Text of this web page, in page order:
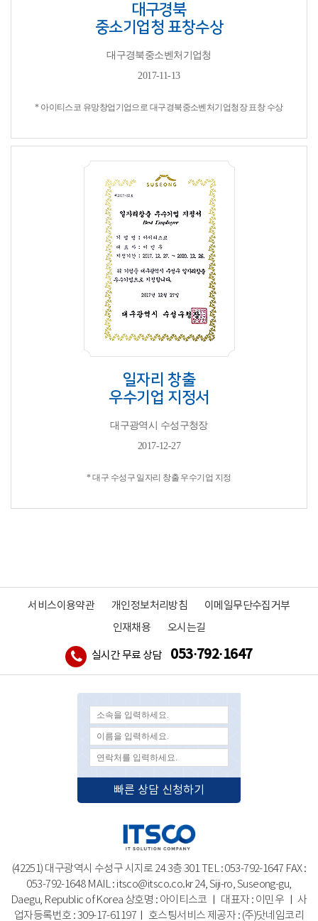
대구경북
중소기업청 표창수상
대구경북중소벤처기업청
2017-11-13
* 아이티스코 유망창업기업으로 대구경북중소벤처기업청장 표창 수상
일자리 창출
우수기업 지정서
대구광역시 수성구청장
2017-12-27
* 대구 수성구 일자리 창출 우수기업 지정
서비스이용약관 개인정보처리방침
이메일무단수집거부
인재채용
오시는길
실시간 무료 상담 053·792·1647
(42251) 대구광역시 수성구 시지로 24 3층 301 TEL : 053-792-1647 FAX :
053-792-1648 MAIL : itsco@itsco.co.kr24, Siji-ro, Suseong-gu,
Daegu, Republic of Korea 상호명 : 아이티스코 ㅣ 대표자 : 이민우 ㅣ 사
업자등록번호 : 309-17-61197ㅣ 호스팅서비스 제공자 : (주)닷네임코리
빠른 상담 신청하기